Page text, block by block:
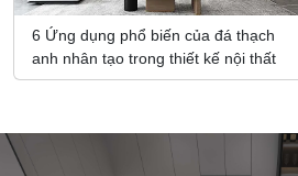
6 Ứng dụng phổ biến của đá thạch
anh nhân tạo trong thiết kế nội thất